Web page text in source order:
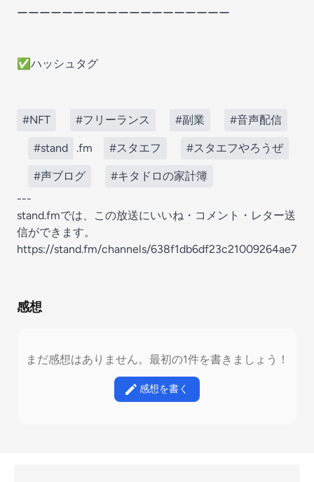
ーーーーーーーーーーーーーーーーーーー
✅ハッシュタグ
#NFT #フリーランス #副業 #音声配信
#stand .fm #スタエフ #スタエフやろうぜ
#声ブログ
#キタドロの家計簿
---
stand.fmでは、この放送にいいね・コメント・レター送
信ができます。
https://stand.fm/channels/638f1db6df23c21009264ae7
感想
まだ感想はありません。最初の1件を書きましょう！
感想を書く